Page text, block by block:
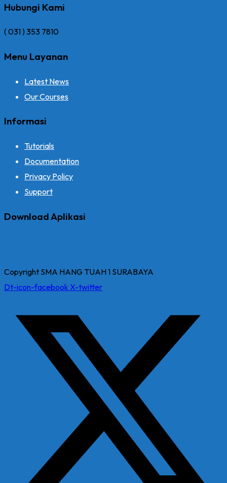
Hubungi Kami
( 031 ) 353 7810
Menu Layanan
Latest News
Our Courses
Informasi
Tutorials
Documentation
Privacy Policy
Support
Download Aplikasi
Copyright SMA HANG TUAH 1 SURABAYA
Dt-icon-facebook X-twitter